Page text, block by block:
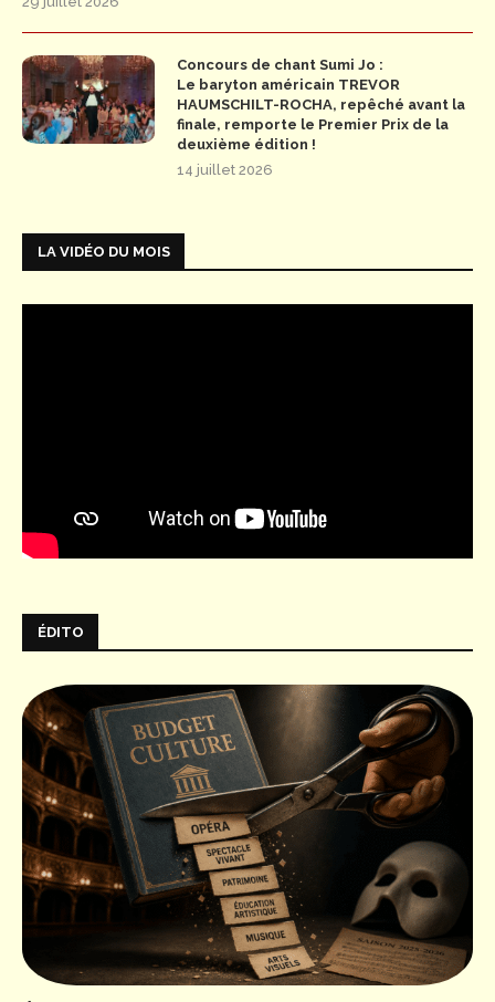
Concours de chant Sumi Jo :
Le baryton américain TREVOR
HAUMSCHILT-ROCHA, repêché avant la
finale, remporte le Premier Prix de la
deuxième édition !
14 juillet 2026
LA VIDÉO DU MOIS
ÉDITO